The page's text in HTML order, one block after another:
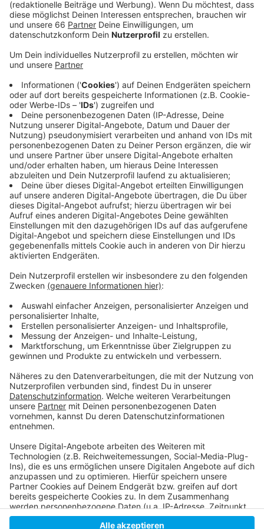
Düsseldorfer Friseur-Innung noch einmal
hingewiesen.
Veröffentlicht:Samstag, 24.04.2021 06:46
Er empfiehlt Kunden zudem, darauf zu achten, dass sie
frische Handtücher bekommen und der Friseur
frisches Werkzeug benutzt. Er warnte seine Kollegen
außerdem, die Haare schwarz zu schneiden. Wer
erwischt werde, müsse einige tausend Euro Strafe
zahlen. Und zwar nicht nur der Friseur, sondern auch der
Kunde.
Anzeige
Anzeige
Coronakrise trifft Friseure hart
Die Regeln der Bundes-Notbremse
So haben wir vorab berichtet
Anzeige
Anzeige